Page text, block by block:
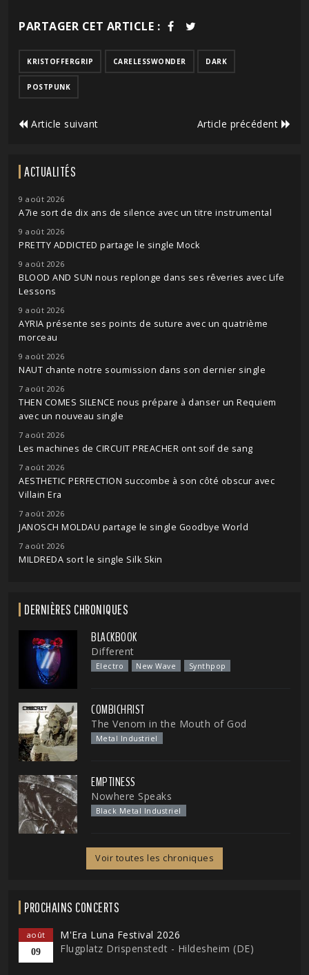
PARTAGER CET ARTICLE :
KRISTOFFERGRIP CARELESSWONDER DARK
POSTPUNK
Article suivant Article précédent
ACTUALITÉS
9 août 2026
A7ie sort de dix ans de silence avec un titre instrumental
9 août 2026
PRETTY ADDICTED partage le single Mock
9 août 2026
BLOOD AND SUN nous replonge dans ses rêveries avec Life
Lessons
9 août 2026
AYRIA présente ses points de suture avec un quatrième
morceau
9 août 2026
NAUT chante notre soumission dans son dernier single
7 août 2026
THEN COMES SILENCE nous prépare à danser un Requiem
avec un nouveau single
7 août 2026
Les machines de CIRCUIT PREACHER ont soif de sang
7 août 2026
AESTHETIC PERFECTION succombe à son côté obscur avec
Villain Era
7 août 2026
JANOSCH MOLDAU partage le single Goodbye World
7 août 2026
MILDREDA sort le single Silk Skin
DERNIÈRES CHRONIQUES
BLACKBOOK
Different
Electro New Wave Synthpop
COMBICHRIST
The Venom in the Mouth of God
Metal Industriel
EMPTINESS
Nowhere Speaks
Black Metal Industriel
Voir toutes les chroniques
PROCHAINS CONCERTS
août
09
M'Era Luna Festival 2026
Flugplatz Drispenstedt - Hildesheim (DE)